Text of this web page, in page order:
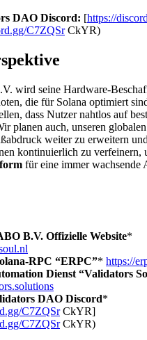
DAO Discord: [https://
C7ZQSrCkYR)
wird seine Hardware-
die für Solana optimiert
dass Nutzer nahtlos auf
planen auch, unseren globalen
weiter zu erweitern und
kontinuierlich zu verfeinern,
für eine immer wachsende
B.V. Offizielle Website*
RPC “ERPC”* https://
Dienst “Validators
DAO Discord*
C7ZQSrCkYR]
C7ZQSrCkYR)